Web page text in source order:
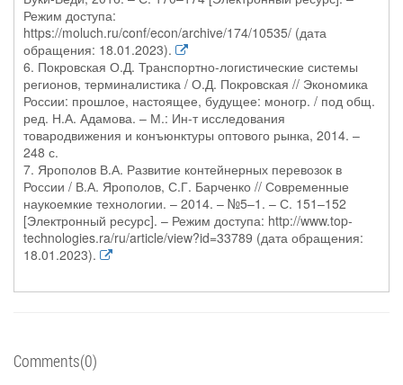
Режим доступа:
https://moluch.ru/conf/econ/archive/174/10535/ (дата
обращения: 18.01.2023).
6. Покровская О.Д. Транспортно-логистические системы
регионов, терминалистика / О.Д. Покровская // Экономика
России: прошлое, настоящее, будущее: моногр. / под общ.
ред. Н.А. Адамова. – М.: Ин-т исследования
товародвижения и конъюнктуры оптового рынка, 2014. –
248 с.
7. Ярополов В.А. Развитие контейнерных перевозок в
России / В.А. Ярополов, С.Г. Барченко // Современные
наукоемкие технологии. – 2014. – №5–1. – С. 151–152
[Электронный ресурс]. – Режим доступа: http://www.top-
technologies.ra/ru/article/view?id=33789 (дата обращения:
18.01.2023).
Comments(0)